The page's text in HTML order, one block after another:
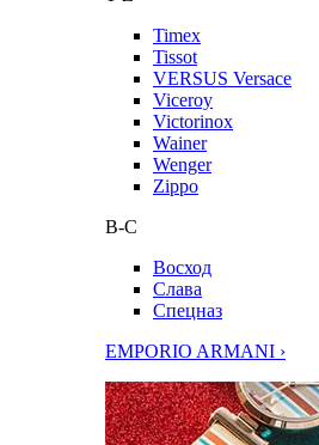
Timex
Tissot
VERSUS Versace
Viceroy
Victorinox
Wainer
Wenger
Zippo
В-С
Восход
Слава
Спецназ
EMPORIO ARMANI ›